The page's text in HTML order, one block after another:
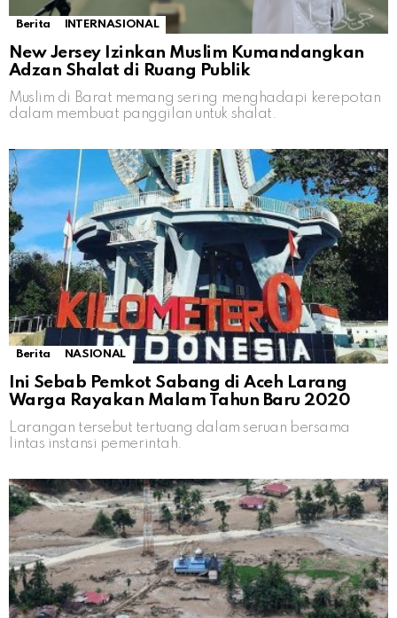
Berita INTERNASIONAL
New Jersey Izinkan Muslim Kumandangkan
Adzan Shalat di Ruang Publik
Muslim di Barat memang sering menghadapi kerepotan
dalam membuat panggilan untuk shalat.
Berita NASIONAL
Ini Sebab Pemkot Sabang di Aceh Larang
Warga Rayakan Malam Tahun Baru 2020
Larangan tersebut tertuang dalam seruan bersama
lintas instansi pemerintah.